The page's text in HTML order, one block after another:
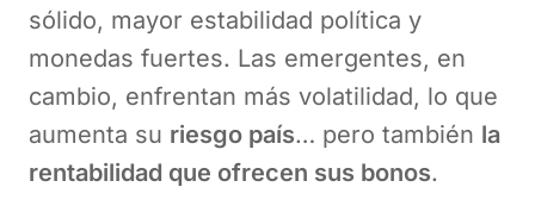
sólido, mayor estabilidad política y
monedas fuertes. Las emergentes, en
cambio, enfrentan más volatilidad, lo que
aumenta su riesgo país… pero también la
rentabilidad que ofrecen sus bonos.